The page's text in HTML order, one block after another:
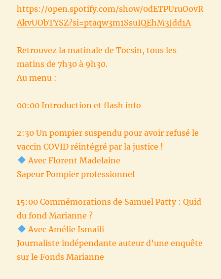
https://open.spotify.com/show/0dETPUruOovR
AkvUObTYSZ?si=ptaqw3m1SsuIQEhM3Jdd1A
Retrouvez la matinale de Tocsin, tous les
matins de 7h30 à 9h30.
Au menu :
00:00 Introduction et flash info
2:30 Un pompier suspendu pour avoir refusé le
vaccin COVID réintégré par la justice !
Avec Florent Madelaine
Sapeur Pompier professionnel
15:00 Commémorations de Samuel Patty : Quid
du fond Marianne ?
Avec Amélie Ismaili
Journaliste indépendante auteur d’une enquête
sur le Fonds Marianne